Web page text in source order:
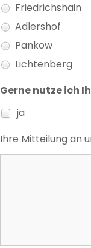
Friedrichshain
Adlershof
Pankow
Lichtenberg
Gerne nutze ich
ja
Ihre Mitteilung an